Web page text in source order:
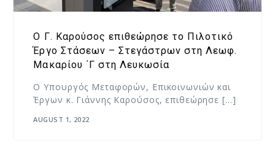
O Γ. Καρούσος επιθεώρησε το Πιλοτικό
Έργο Στάσεων – Στεγάστρων στη Λεωφ.
Μακαρίου ΄Γ στη Λευκωσία
Ο Υπουργός Μεταφορών, Επικοινωνιών και
Έργων κ. Γιάννης Καρούσος, επιθεώρησε […]
AUGUST 1, 2022